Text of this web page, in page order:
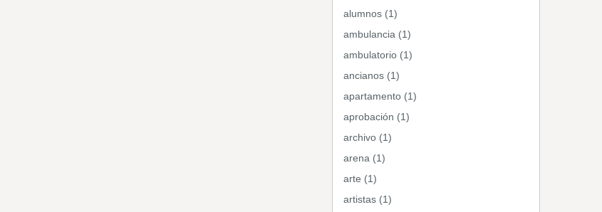
alumnos (1)
ambulancia (1)
ambulatorio (1)
ancianos (1)
apartamento (1)
aprobación (1)
archivo (1)
arena (1)
arte (1)
artistas (1)